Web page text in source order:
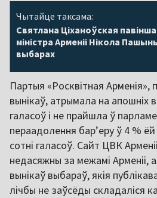
Чытайце таксама:
Святлана Ціханоўская
міністра Арменіі Нікола
выбарах
Партыя «Росквітная Арменія»,
вынікаў, атрымала на апошніх
галасоў і не прайшла ў
пераадолення бар’еру ў 4 %
сотні галасоў. Сайт ЦВК
недасяжны за межамі Арменіі,
вынікаў выбараў, якія
лічбы не заўсёды складаліся